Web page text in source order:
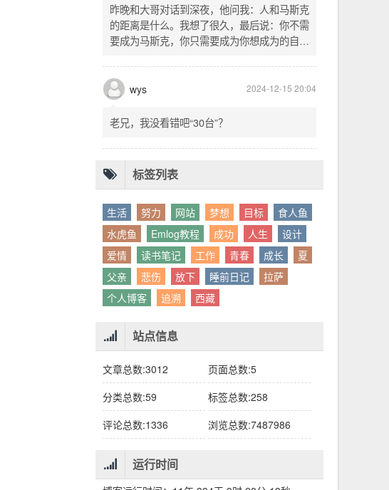
投入资金是每个策略单独分配的资金。昨天回
到家之后，我也在为博客增加这些功能，把交
易系统理念落实到代码层面。东西用久了需要
新闻评论员 2026-3-17 12:54
昨晚和大哥对话到深夜，他问我：人和马斯克
的距离是什么。我想了很久，最后说：你不需
要成为马斯克，你只需要成为你想成为的自
以为差距是钱、是资源、是运气，但真正的差
只问我想做什么。而我们，花了太多时间活成
别人眼中的应该。这句话不是安慰，是提醒：
你的人生，不需要复刻任何人的轨迹。
wys
老兄，我没看错吧“30台”？
标签列表
生活 努力 网站 梦想 目标
食人鱼
水虎鱼
Emlog教程 成功 人生
设计
爱情
读书笔记 工作
父亲
悲伤 放下
个人博客
追溯 西藏
站点信息
文章总数:3012
页面总数:5
分类总数:59
评论总数:1336
浏览总数:7487986